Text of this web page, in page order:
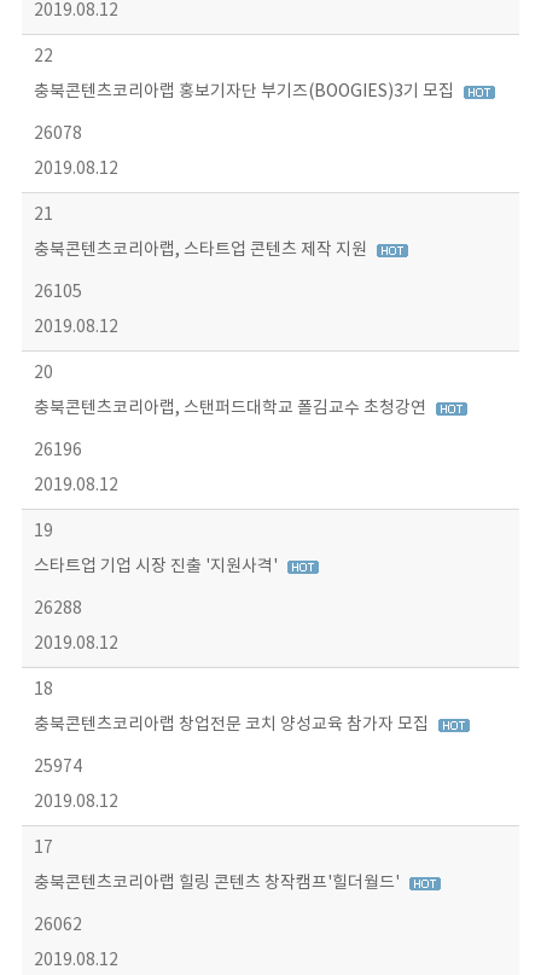
2019.08.12
22
충북콘텐츠코리아랩 홍보기자단 부기즈(BOOGIES)3기 모집
26078
2019.08.12
21
충북콘텐츠코리아랩, 스타트업 콘텐츠 제작 지원
26105
2019.08.12
20
충북콘텐츠코리아랩, 스탠퍼드대학교 폴김교수 초청강연
26196
2019.08.12
19
스타트업 기업 시장 진출 '지원사격'
26288
2019.08.12
18
충북콘텐츠코리아랩 창업전문 코치 양성교육 참가자 모집
25974
2019.08.12
17
충북콘텐츠코리아랩 힐링 콘텐츠 창작캠프'힐더월드'
26062
2019.08.12